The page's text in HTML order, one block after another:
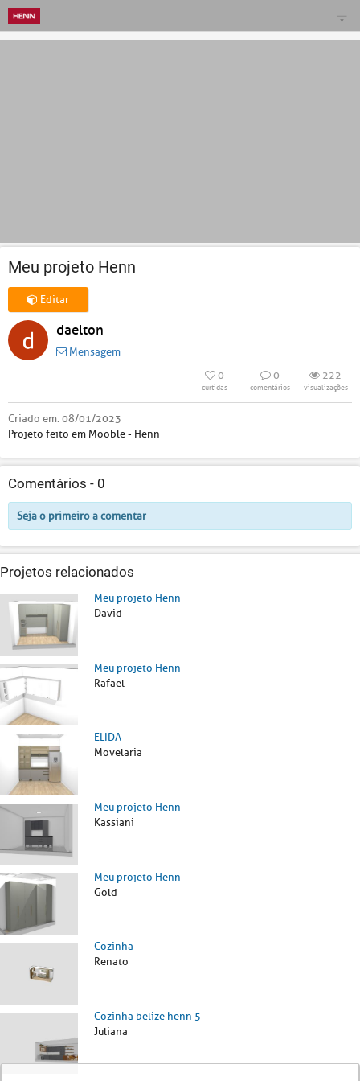
Meu projeto Henn
Editar
daelton
Mensagem
0
curtidas
0
comentários
222
visualizações
Criado em:08/01/2023
Projeto feito em Mooble - Henn
Comentários - 0
Seja o primeiro a comentar
Projetos relacionados
Meu projeto Henn
David
Meu projeto Henn
Rafael
ELIDA
Movelaria
Meu projeto Henn
Kassiani
Meu projeto Henn
Gold
Cozinha
Renato
Cozinha belize henn 5
Juliana